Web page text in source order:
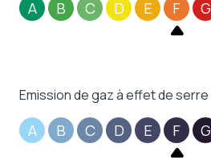
A B C D E F G
Emission de gaz à effet de serre
A B C D E F G